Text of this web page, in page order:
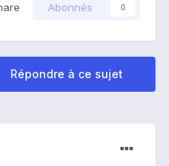
Abonnés 0
Répondre à ce sujet